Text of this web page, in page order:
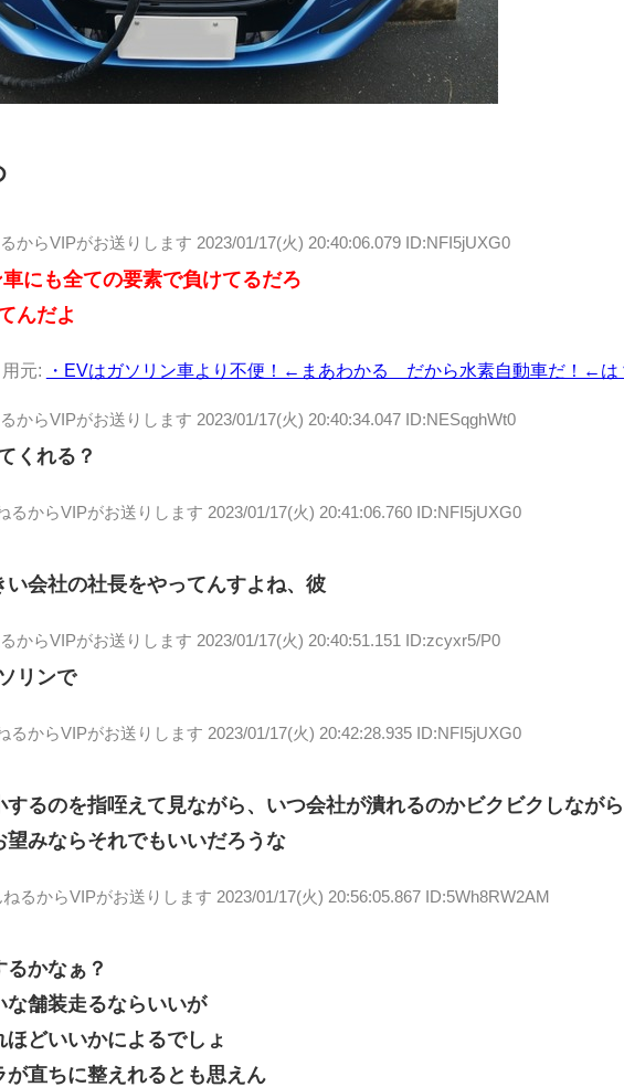
からVIPがお送りします 2023/01/17(火) 20:40:06.079 ID:NFI5jUXG0
にも全ての要素で負けてるだろ
んだよ
元: ・EVはガソリン車より不便！←まあわかる だから水素自動車だ！←は
からVIPがお送りします 2023/01/17(火) 20:40:34.047 ID:NESqghWt0
くれる？
るからVIPがお送りします 2023/01/17(火) 20:41:06.760 ID:NFI5jUXG0
い会社の社長をやってんすよね、彼
からVIPがお送りします 2023/01/17(火) 20:40:51.151 ID:zcyxr5/P0
リンで
るからVIPがお送りします 2023/01/17(火) 20:42:28.935 ID:NFI5jUXG0
するのを指咥えて見ながら、いつ会社が潰れるのかビクビクしながら
望みならそれでもいいだろうな
ねるからVIPがお送りします 2023/01/17(火) 20:56:05.867 ID:5Wh8RW2AM
かなぁ？
な舗装走るならいいが
どいいかによるでしょ
が直ちに整えれるとも思えん